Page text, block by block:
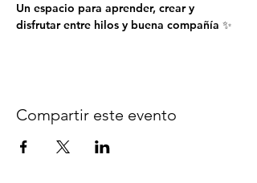
Un espacio para aprender, crear y
disfrutar entre hilos y buena compañía ✨
Compartir este evento